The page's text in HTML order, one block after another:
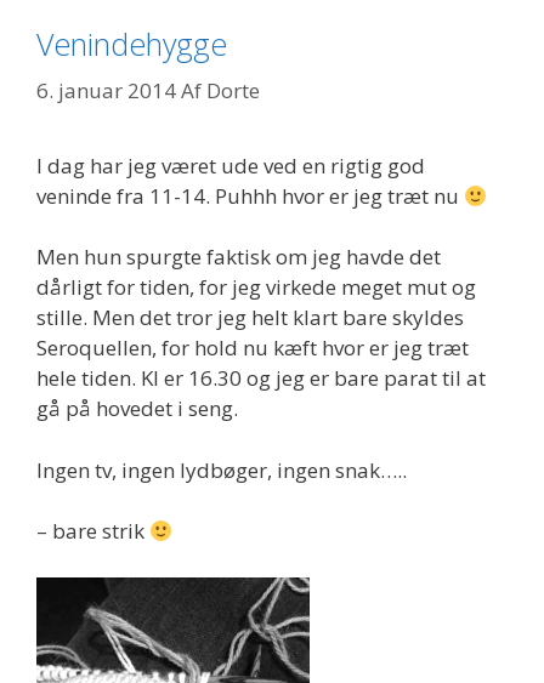
Venindehygge
6. januar 2014Af Dorte
I dag har jeg været ude ved en rigtig god
veninde fra 11-14. Puhhh hvor er jeg træt nu
Men hun spurgte faktisk om jeg havde det
dårligt for tiden, for jeg virkede meget mut og
stille. Men det tror jeg helt klart bare skyldes
Seroquellen, for hold nu kæft hvor er jeg træt
hele tiden. Kl er 16.30 og jeg er bare parat til at
gå på hovedet i seng.
Ingen tv, ingen lydbøger, ingen snak…..
– bare strik